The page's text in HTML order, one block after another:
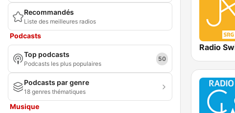
Recommandés
Liste des meilleures radios
Podcasts
Top podcasts
Podcasts les plus populaires
50
Podcasts par genre
18 genres thématiques
Musique
Radio